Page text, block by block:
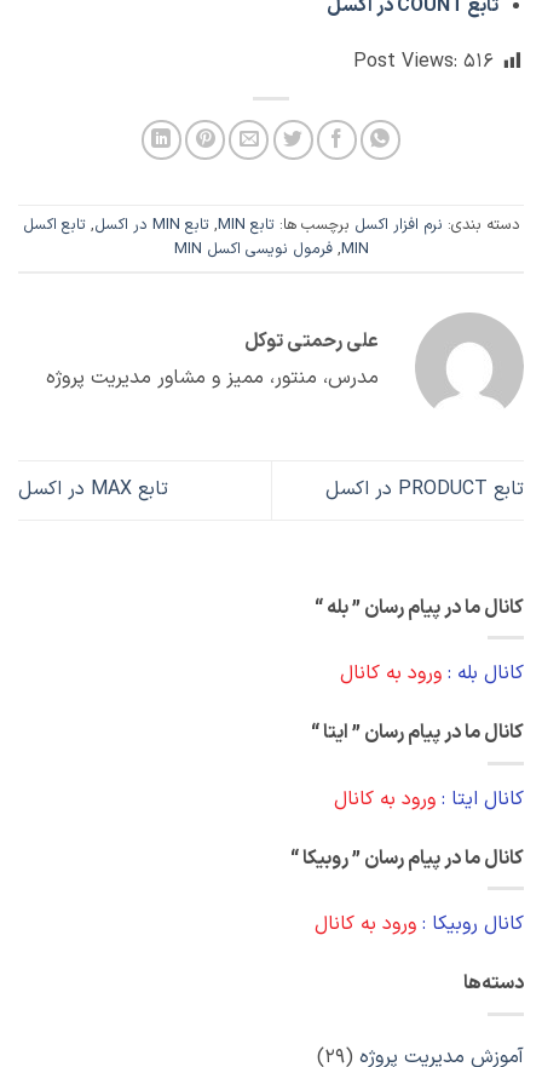
تابع COUNT در اکسل
Post Views: ۵۱۶
دسته بندی: نرم افزار اکسل برچسب ها:تابع MIN ,تابع MIN در اکسل ,تابع اکسل
MIN
,فرمول نویسی اکسل MIN
علی رحمتی توکل
مدرس، منتور، ممیز و مشاور مدیریت پروژه
تابع PRODUCT در اکسل تابع MAX در اکسل
کانال ما در پیام رسان ” بله “
کانال بله : ورود به کانال
کانال ما در پیام رسان ” ایتا “
کانال ایتا : ورود به کانال
کانال ما در پیام رسان ” روبیکا “
کانال روبیکا : ورود به کانال
دسته‌ها
آموزش مدیریت پروژه (۲۹)